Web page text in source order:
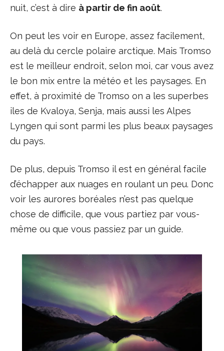
nuit, c’est à dire à partir de fin août.
On peut les voir en Europe, assez facilement,
au delà du cercle polaire arctique. Mais Tromso
est le meilleur endroit, selon moi, car vous avez
le bon mix entre la météo et les paysages. En
effet, à proximité de Tromso on a les superbes
iles de Kvaloya, Senja, mais aussi les Alpes
Lyngen qui sont parmi les plus beaux paysages
du pays.
De plus, depuis Tromso il est en général facile
d’échapper aux nuages en roulant un peu. Donc
voir les aurores boréales n’est pas quelque
chose de difficile, que vous partiez par vous-
même ou que vous passiez par un guide.